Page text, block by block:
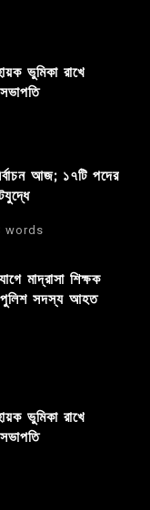
ভুমিকা রাখে
আজ; ১৭টি পদের
words
মাদ্রাসা শিক্ষক
পুলিশ সদস্য আহত
ভুমিকা রাখে